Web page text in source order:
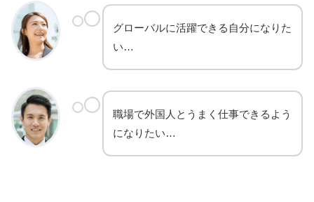
グローバルに活躍できる自分になりた
い…
職場で外国人とうまく仕事できるよう
になりたい…